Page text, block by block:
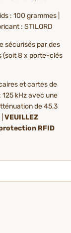
: 100 grammes |
: STILORD
sécurisés par des
(soit 8 x porte-clés
et cartes de
kHz avec une
de 45,3
VEUILLEZ
protection RFID